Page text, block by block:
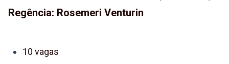
Regência: Rosemeri Venturin
10 vagas